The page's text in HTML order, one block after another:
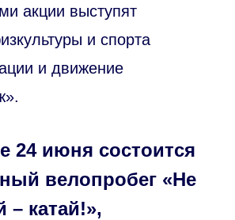
акции выступят
и спорта
и движение
24 июня состоится
велопробег «Не
– катай!»,